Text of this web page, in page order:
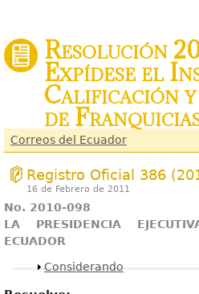
Resolución
Expídese el
Calificación
de
Correos del Ecuador
Registro Oficial 386
16 de Febrero de 2011
No. 2010-098
LA PRESIDENCIA
ECUADOR
Mostrar
Considerando